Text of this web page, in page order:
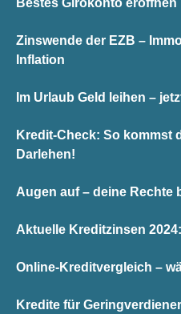
Bestes Girokonto
Zinswende der EZB –
Inflation
Im Urlaub Geld leihen –
Kredit-Check: So kommst
Darlehen!
Augen auf – deine Rechte
Aktuelle Kreditzinsen
Online-Kreditvergleich –
Kredite für